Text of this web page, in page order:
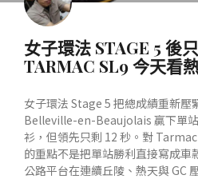
女子環法 STAGE 5 後
TARMAC SL9 今天看
女子環法 Stage 5 把總成績重新
Belleville-en-Beaujolais 贏下單
衫，但領先只剩 12 秒。對
的重點不是把單站勝利直接寫成
公路平台在連續丘陵、熱天與 GC